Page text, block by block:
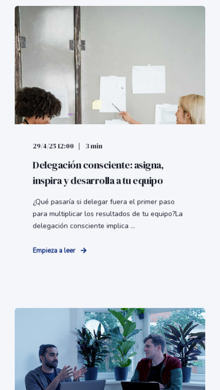
29/4/25 12:00 3 min
Delegación consciente: asigna,
inspira y desarrolla a tu equipo
¿Qué pasaría si delegar fuera el primer paso
para multiplicar los resultados de tu equipo?La
delegación consciente implica ...
Empieza a leer